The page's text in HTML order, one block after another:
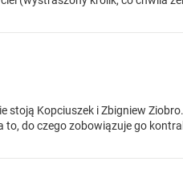
stoją Kopciuszek i Zbigniew
to, do czego zobowiązuje go